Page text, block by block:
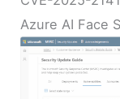
Azure AI Face